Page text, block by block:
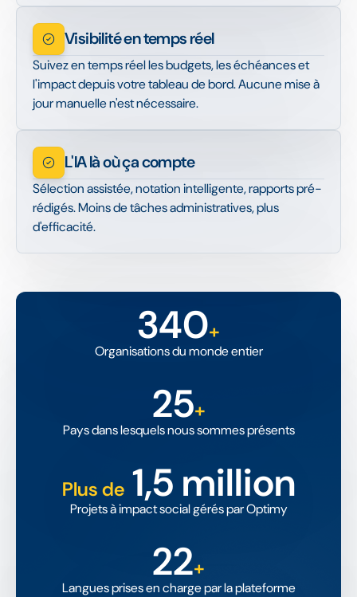
Visibilité en temps réel
Suivez en temps réel les budgets, les échéances et
l'impact depuis votre tableau de bord. Aucune mise à
jour manuelle n'est nécessaire.
L'IA là où ça compte
Sélection assistée, notation intelligente, rapports pré-
rédigés. Moins de tâches administratives, plus
d'efficacité.
340+
Organisations du monde entier
25+
Pays dans lesquels nous sommes présents
Plus de1,5 million
Projets à impact social gérés par Optimy
22+
Langues prises en charge par la plateforme